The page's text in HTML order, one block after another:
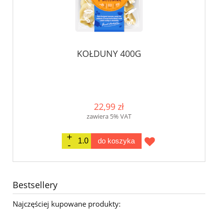
KOŁDUNY 400G
22,99 zł
zawiera 5% VAT
do koszyka
Bestsellery
Najczęściej kupowane produkty: